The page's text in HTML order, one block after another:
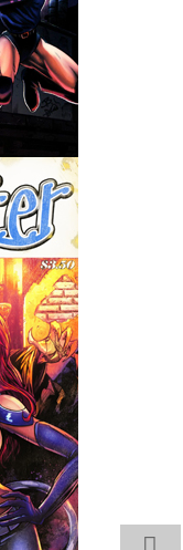
Physics)
Edition